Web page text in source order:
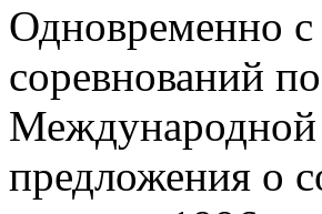
Одновременно
соревнований
Международной
предложения о